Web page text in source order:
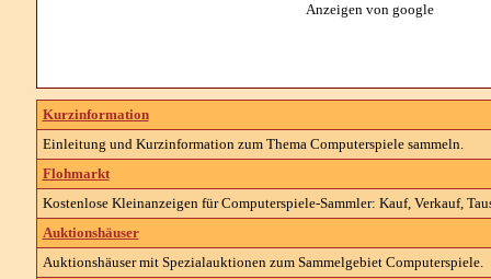
Anzeigen von google
Kurzinformation
Einleitung und Kurzinformation zum Thema Computerspiele sammeln.
Flohmarkt
Kostenlose Kleinanzeigen fürComputerspiele-Sammler: Kauf, Verkauf,
Auktionshäuser
Auktionshäuser mit Spezialauktionen zum Sammelgebiet Computerspiele.